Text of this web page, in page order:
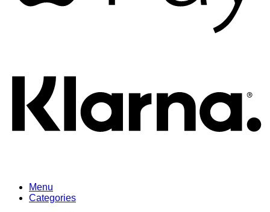
Menu
Categories